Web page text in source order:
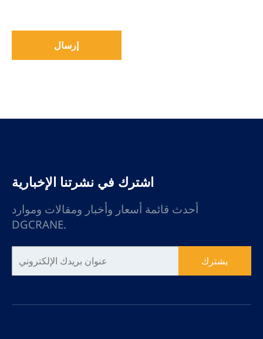
إرسال
اشترك في نشرتنا الإخبارية
أحدث قائمة أسعار وأخبار ومقالات وموارد
DGCRANE.
يشترك